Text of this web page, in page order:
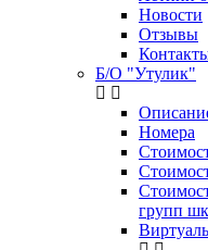
Новости
Отзывы
Б/О "Утулик"
Номера
групп